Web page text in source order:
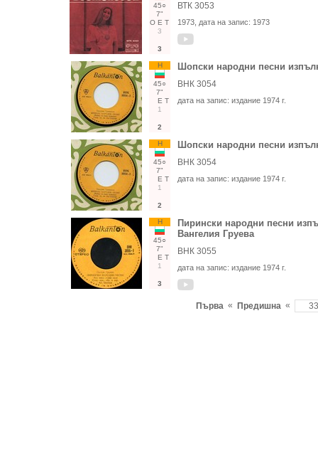
45○
7"
О Е Т
3
3
ВТК 3053
1973 , дата на запис: 1973
Н
45○
7"
Е Т
1
2
Шопски народни песни
ВНК 3054
дата на запис: издание 1974 г.
Н
45○
7"
Е Т
1
2
Шопски народни песни
ВНК 3054
дата на запис: издание 1974 г.
Н
45○
7"
Е Т
1
3
Пирински народни песни
Вангелия Груева
ВНК 3055
дата на запис: издание 1974 г.
Първа « Предишна «